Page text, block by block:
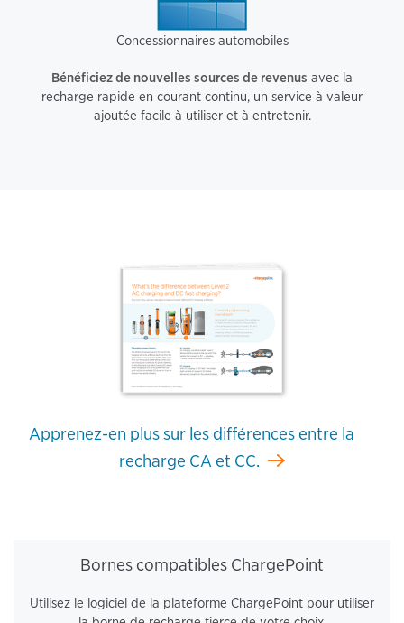
Concessionnaires automobiles
Bénéficiez de nouvelles sources de revenus avec la
recharge rapide en courant continu, un service à valeur
ajoutée facile à utiliser et à entretenir.
Apprenez-en plus sur les différences entre la
recharge CA et CC.
Bornes compatibles ChargePoint
Utilisez le logiciel de la plateforme ChargePoint pour utiliser